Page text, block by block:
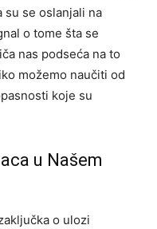
su se oslanjali na
o tome šta se
nas podseća na to
možemo naučiti od
koje su
u Našem
o ulozi